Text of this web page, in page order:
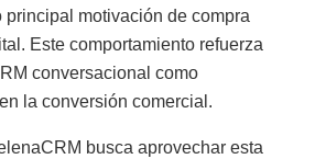
principal motivación de compra
Este comportamiento refuerza
conversacional como
la conversión comercial.
busca aprovechar esta